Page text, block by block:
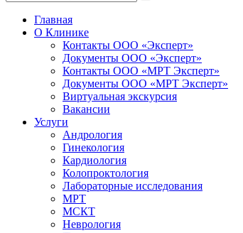
Главная
О Клинике
Контакты ООО «Эксперт»
Документы ООО «Эксперт»
Контакты ООО «МРТ Эксперт»
Документы ООО «МРТ Эксперт»
Виртуальная экскурсия
Вакансии
Услуги
Андрология
Гинекология
Кардиология
Колопроктология
Лабораторные исследования
МРТ
МСКТ
Неврология